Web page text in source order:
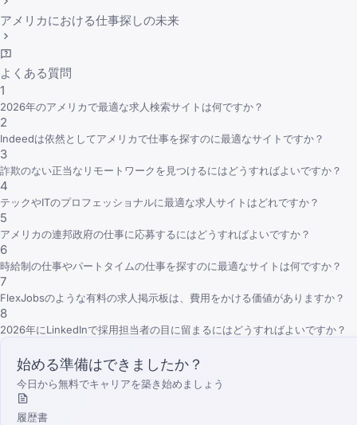
アメリカにおける仕事探しの未来
よくある質問
1
2026年のアメリカで最適な求人検索サイトは何ですか？
2
Indeedは依然としてアメリカで仕事を探すのに最適なサイトですか？
3
詐欺のない正当なリモートワークを見つけるにはどうすればよいですか？
4
テックやITのプロフェッショナルに最適な求人サイトはどれですか？
5
アメリカの連邦政府の仕事に応募するにはどうすればよいですか？
6
時給制の仕事やパートタイムの仕事を探すのに最適なサイトは何ですか？
7
FlexJobsのような有料の求人掲示板は、費用をかける価値がありますか？
8
2026年にLinkedInで採用担当者の目に留まるにはどうすればよいですか？
始める準備はできましたか？
今日から無料でキャリアを築き始めましょう
履歴書